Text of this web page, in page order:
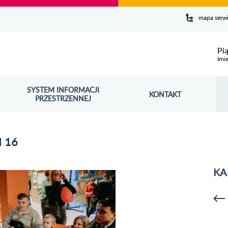
mapa
SYSTEM INFORMACJI
PRZESTRZENNEJ
OTWORZY SIĘ W NOWYM OKNIE KONTAKT
16